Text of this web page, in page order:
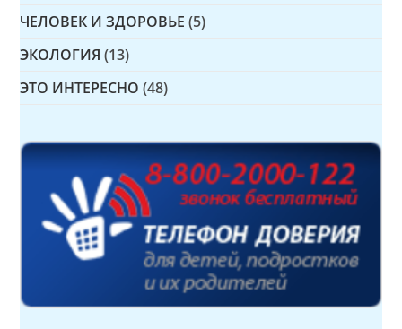
ЧЕЛОВЕК И ЗДОРОВЬЕ (5)
ЭКОЛОГИЯ (13)
ЭТО ИНТЕРЕСНО (48)